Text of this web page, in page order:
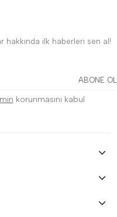
hakkında ilk haberleri sen al!
ABONE OL
korunmasını kabul